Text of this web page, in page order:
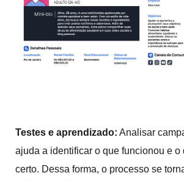
Testes e aprendizado: Analisar
ajuda a identificar o que funcionou e o
certo. Dessa forma, o processo se